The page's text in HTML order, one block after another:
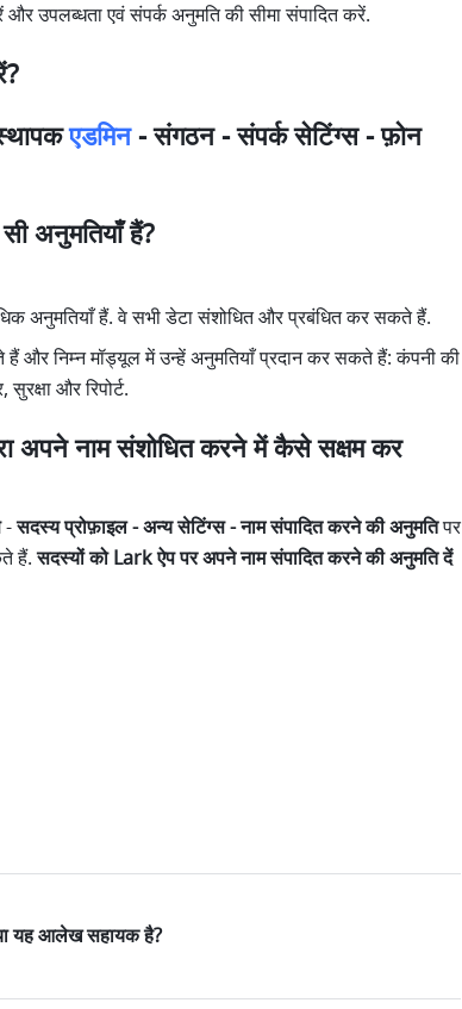
उपलब्धता एवं संपर्क अनुमति की सीमा संपादित करें.
एडमिन - संगठन - संपर्क सेटिंग्स - फ़ोन
अनुमतियाँ हैं?
अनुमतियाँ हैं. वे सभी डेटा संशोधित और प्रबंधित कर सकते हैं.
और निम्न मॉड्यूल में उन्हें अनुमतियाँ प्रदान कर सकते हैं: कंपनी की
और रिपोर्ट.
अपने नाम संशोधित करने में कैसे सक्षम कर
- सदस्य प्रोफ़ाइल - अन्य सेटिंग्स - नाम संपादित करने की अनुमति पर
हैं.
सदस्यों को Lark ऐप पर अपने नाम संपादित करने की अनुमति दें
यह आलेख सहायक है?